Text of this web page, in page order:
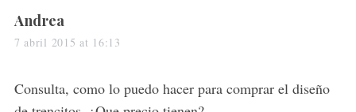
s
a
s
Andrea
7 abril 2015 at 16:13
Consulta, como lo puedo hacer para comprar el diseño